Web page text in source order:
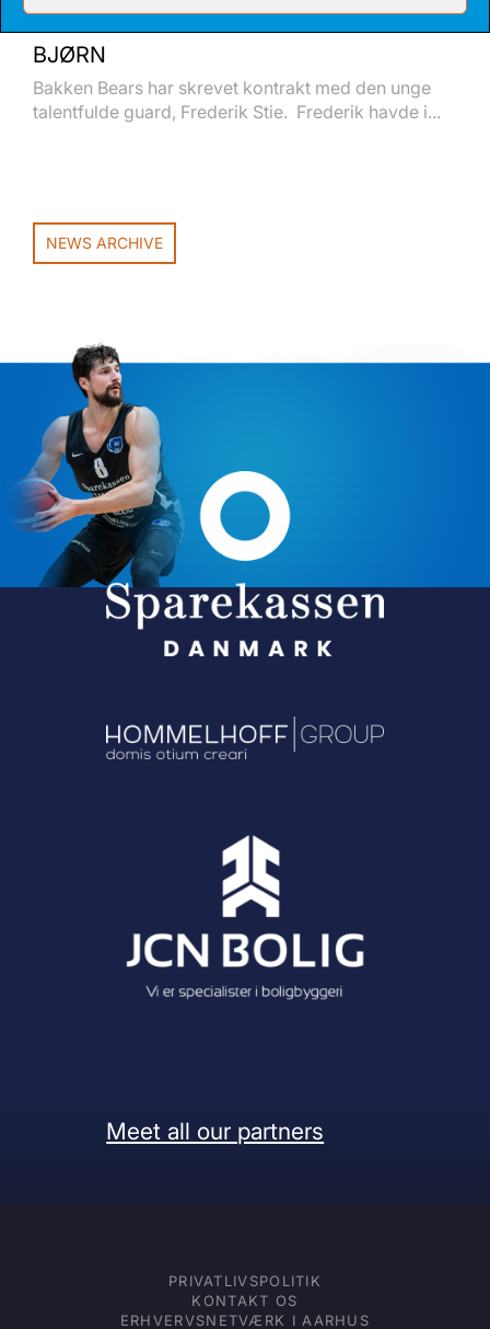
BJØRN
Bakken Bears har skrevet kontrakt med den unge
talentfulde guard, Frederik Stie. Frederik havde i...
NEWS ARCHIVE
Meet all our partners
PRIVATLIVSPOLITIK
KONTAKT OS
ERHVERVSNETVÆRK I AARHUS